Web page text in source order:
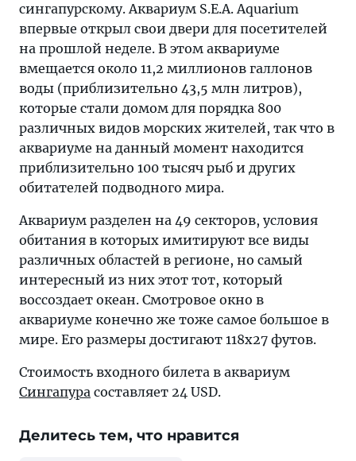
сингапурскому. Аквариум S.E.A. Aquarium
впервые открыл свои двери для посетителей
на прошлой неделе. В этом аквариуме
вмещается около 11,2 миллионов галлонов
воды (приблизительно 43,5 млн литров),
которые стали домом для порядка 800
различных видов морских жителей, так что в
аквариуме на данный момент находится
приблизительно 100 тысяч рыб и других
обитателей подводного мира.
Аквариум разделен на 49 секторов, условия
обитания в которых имитируют все виды
различных областей в регионе, но самый
интересный из них этот тот, который
воссоздает океан. Смотровое окно в
аквариуме конечно же тоже самое большое в
мире. Его размеры достигают 118х27 футов.
Стоимость входного билета в аквариум
Сингапура составляет 24 USD.
Делитесь тем, что нравится